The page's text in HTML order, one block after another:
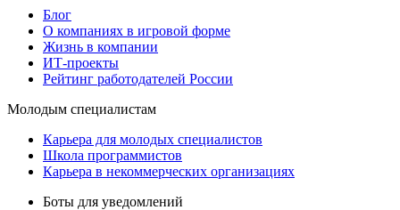
Блог
О компаниях в игровой форме
Жизнь в компании
ИТ-проекты
Рейтинг работодателей России
Молодым специалистам
Карьера для молодых специалистов
Школа программистов
Карьера в некоммерческих организациях
Боты для уведомлений